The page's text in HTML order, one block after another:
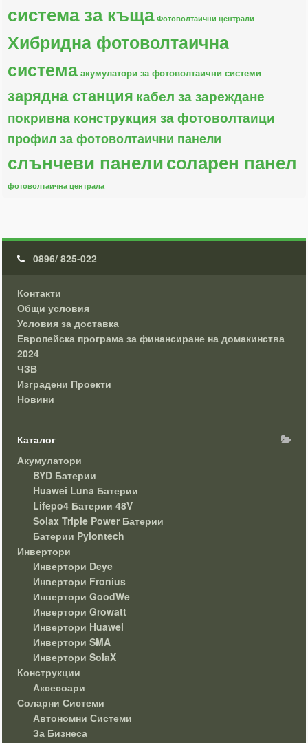
система за къща Фотоволтаични централи
Хибридна фотоволтаична
система акумулатори за фотоволтаични системи
зарядна станция кабел за зареждане
покривна конструкция за фотоволтаици
профил за фотоволтаични панели
слънчеви панелисоларен панел
фотоволтаична централа
0896/ 825-022
Контакти
Общи условия
Условия за доставка
Европейска програма за финансиране на домакинства
2024
ЧЗВ
Изградени Проекти
Новини
Каталог
Акумулатори
BYD Батерии
Huawei Luna Батерии
Lifepo4 Батерии 48V
Solax Triple Power Батерии
Батерии Pylontech
Инвертори
Инвертори Deye
Инвертори Fronius
Инвертори GoodWe
Инвертори Growatt
Инвертори Huawei
Инвертори SMA
Инвертори SolaX
Конструкции
Аксесоари
Соларни Системи
Автономни Системи
За Бизнеса